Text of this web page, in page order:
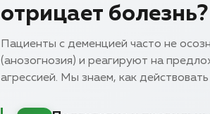
отрицает болезнь?
Пациенты с деменцией часто не
(анозогнозия) и реагируют на
агрессией. Мы знаем, как